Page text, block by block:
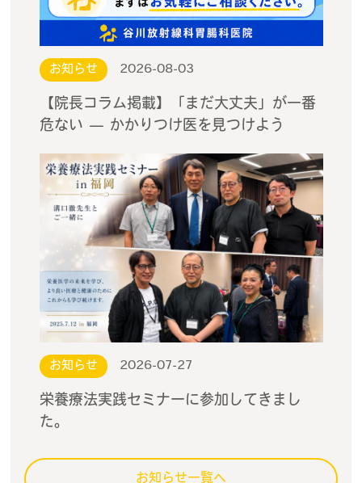
お知らせ 2026-08-03
【院長コラム掲載】「まだ大丈夫」が一番
危ない — かかりつけ医を見つけよう
お知らせ 2026-07-27
栄養療法実践セミナーに参加してきまし
た。
お知らせ一覧へ